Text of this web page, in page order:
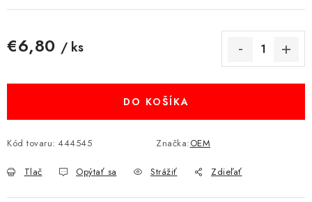
VÝPREDAJ
Doprava a platba Ako nakupovať
Obchodné podmienky
Podmienky ochrany osobných údajov
€6,80 / ks
DO KOŠÍKA
Kód tovaru: 444545 Značka:OEM
Tlač Opýtať sa Strážiť Zdieľať